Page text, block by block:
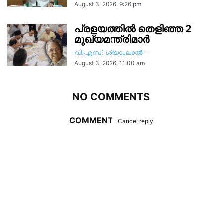
August 3, 2026, 9:26 pm
പ്രളയത്തിൽ തെളിഞ്ഞ 2
മുഖ്യമന്ത്രിമാർ
വി.എസ്. ശ്യാംലാൽ -
August 3, 2026, 11:00 am
NO COMMENTS
COMMENT Cancel reply